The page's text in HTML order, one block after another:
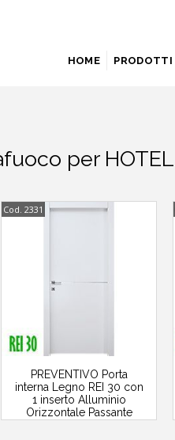
HOME PRODOTTI
per HOTEL
Cod. 2331
PREVENTIVO Porta
interna Legno REI 30 con
1 inserto Alluminio
Orizzontale Passante